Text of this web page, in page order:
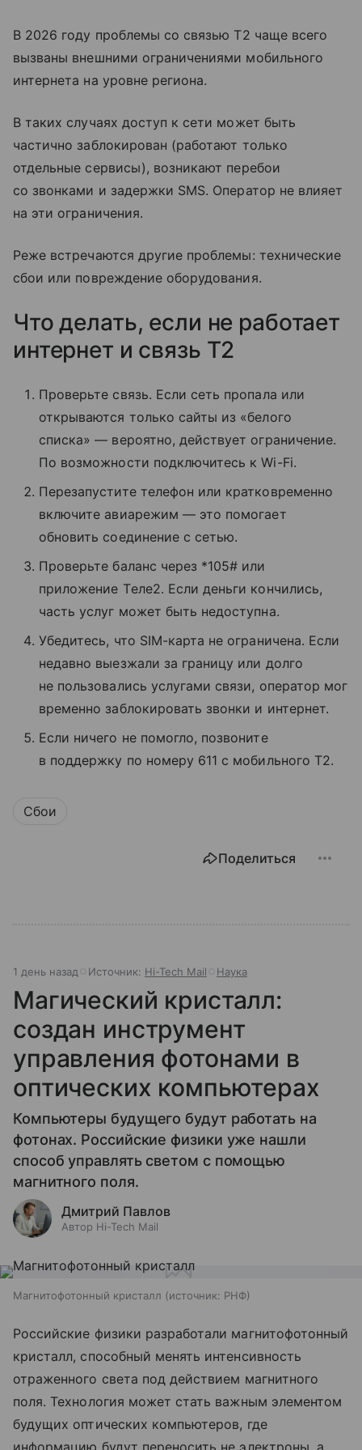
В 2026 году проблемы со связью T2 чаще всего
вызваны внешними ограничениями мобильного
интернета на уровне региона.
В таких случаях доступ к сети может быть
частично заблокирован (работают только
отдельные сервисы), возникают перебои
со звонками и задержки SMS. Оператор не влияет
на эти ограничения.
Реже встречаются другие проблемы: технические
сбои или повреждение оборудования.
Что делать, если не работает
интернет и связь T2
Проверьте связь. Если сеть пропала или
открываются только сайты из «белого
списка» — вероятно, действует ограничение.
По возможности подключитесь к Wi-Fi.
Перезапустите телефон или кратковременно
включите авиарежим — это помогает
обновить соединение с сетью.
Проверьте баланс через *105# или
приложение Tеле2. Если деньги кончились,
часть услуг может быть недоступна.
Убедитесь, что SIM-карта не ограничена. Если
недавно выезжали за границу или долго
не пользовались услугами связи, оператор мог
временно заблокировать звонки и интернет.
Если ничего не помогло, позвоните
в поддержку по номеру 611 с мобильного T2.
Сбои
Поделиться
1 день назад Источник: Hi-Tech Mail Наука
Магический кристалл:
создан инструмент
управления фотонами в
оптических компьютерах
Компьютеры будущего будут работать на
фотонах. Российские физики уже нашли
способ управлять светом с помощью
магнитного поля.
Дмитрий Павлов
Автор Hi-Tech Mail
Магнитофотонный кристалл источник: РНФ
Российские физики разработали магнитофотонный
кристалл, способный менять интенсивность
отраженного света под действием магнитного
поля. Технология может стать важным элементом
будущих оптических компьютеров, где
информацию будут переносить не электроны, а